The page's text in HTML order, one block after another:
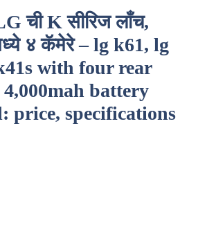
ची K सीरिज लाँच,
४ कॅमेरे – lg k61, lg
with four rear
4,000mah battery
price, specifications